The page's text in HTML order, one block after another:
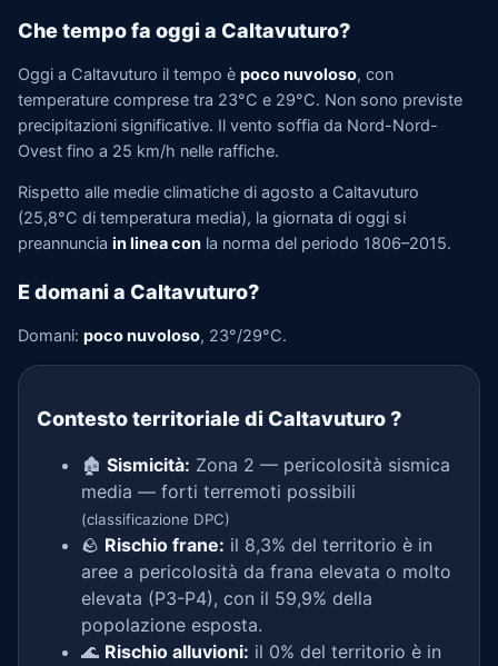
Che tempo fa oggi a Caltavuturo?
Oggi a Caltavuturo il tempo è poco nuvoloso, con
temperature comprese tra 23°C e 29°C. Non sono previste
precipitazioni significative. Il vento soffia da Nord-Nord-
Ovest fino a 25 km/h nelle raffiche.
Rispetto alle medie climatiche di agosto a Caltavuturo
(25,8°C di temperatura media), la giornata di oggi si
preannuncia in linea con la norma del periodo 1806–2015.
E domani a Caltavuturo?
Domani: poco nuvoloso, 23°/29°C.
Contesto territoriale di Caltavuturo?
🏚️ Sismicità: Zona 2 — pericolosità sismica
media — forti terremoti possibili
(classificazione DPC)
🪨 Rischio frane: il 8,3% del territorio è in
aree a pericolosità da frana elevata o molto
elevata (P3-P4), con il 59,9% della
popolazione esposta.
🌊 Rischio alluvioni: il 0% del territorio è in